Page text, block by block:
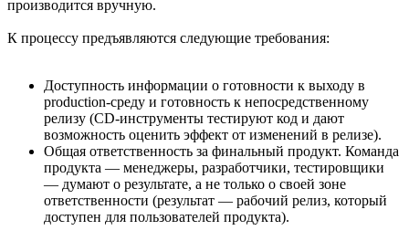
производится вручную.
К процессу предъявляются следующие требования:
Доступность информации о готовности к выходу в
production-среду и готовность к непосредственному
релизу (CD-инструменты тестируют код и дают
возможность оценить эффект от изменений в релизе).
Общая ответственность за финальный продукт. Команда
продукта — менеджеры, разработчики, тестировщики
— думают о результате, а не только о своей зоне
ответственности (результат — рабочий релиз, который
доступен для пользователей продукта).